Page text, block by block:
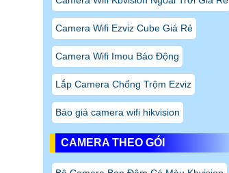
Camera Wifi Ezviz Cube Giá Rẻ
Camera Wifi Imou Báo Động
Lắp Camera Chống Trộm Ezviz
Báo giá camera wifi hikvision
CAMERA THEO GÓI